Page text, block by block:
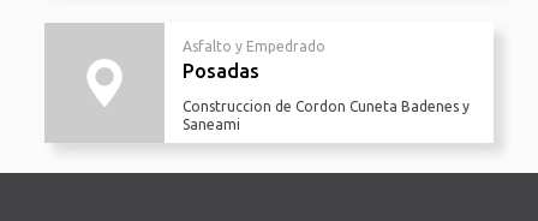
Asfalto y Empedrado
Posadas
Construccion de Cordon Cuneta Badenes y
Saneami